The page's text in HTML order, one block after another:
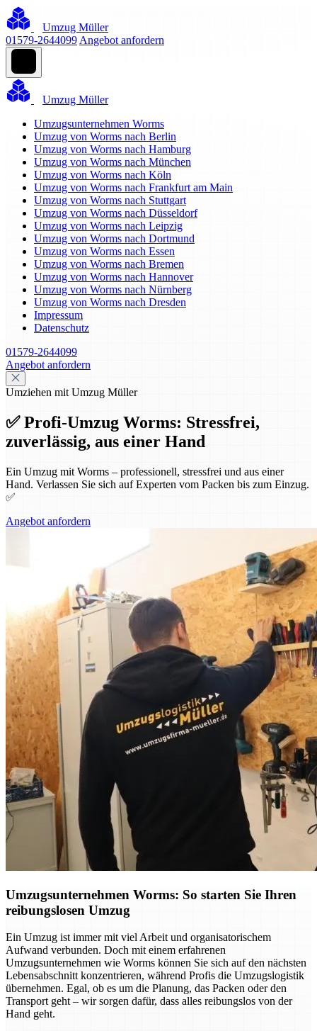
Umzug Müller
01579-2644099 Angebot anfordern
Umzug Müller
Umzugsunternehmen Worms
Umzug von Worms nach Berlin
Umzug von Worms nach Hamburg
Umzug von Worms nach München
Umzug von Worms nach Köln
Umzug von Worms nach Frankfurt am Main
Umzug von Worms nach Stuttgart
Umzug von Worms nach Düsseldorf
Umzug von Worms nach Leipzig
Umzug von Worms nach Dortmund
Umzug von Worms nach Essen
Umzug von Worms nach Bremen
Umzug von Worms nach Hannover
Umzug von Worms nach Nürnberg
Umzug von Worms nach Dresden
Impressum
Datenschutz
01579-2644099
Angebot anfordern
Umziehen mit Umzug Müller
✅ Profi-Umzug Worms: Stressfrei,
zuverlässig, aus einer Hand
Ein Umzug mit Worms – professionell, stressfrei und aus einer
Hand. Verlassen Sie sich auf Experten vom Packen bis zum Einzug.
✅
Angebot anfordern
Umzugsunternehmen Worms: So starten Sie Ihren
reibungslosen Umzug
Ein Umzug ist immer mit viel Arbeit und organisatorischem
Aufwand verbunden. Doch mit einem erfahrenen
Umzugsunternehmen wie Worms können Sie sich auf den nächsten
Lebensabschnitt konzentrieren, während Profis die Umzugslogistik
übernehmen. Egal, ob es um die Planung, das Packen oder den
Transport geht – wir sorgen dafür, dass alles reibungslos von der
Hand geht.